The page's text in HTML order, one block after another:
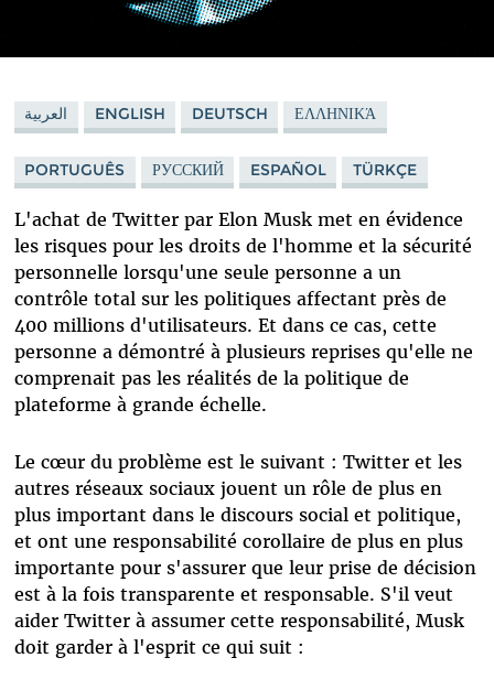
العربية ENGLISH DEUTSCH ΕΛΛΗΝΙΚΆ
PORTUGUÊS РУССКИЙ ESPAÑOL TÜRKÇE
L'achat de Twitter par Elon Musk met en évidence
les risques pour les droits de l'homme et la sécurité
personnelle lorsqu'une seule personne a un
contrôle total sur les politiques affectant près de
400 millions d'utilisateurs. Et dans ce cas, cette
personne a démontré à plusieurs reprises qu'elle ne
comprenait pas les réalités de la politique de
plateforme à grande échelle.
Le cœur du problème est le suivant : Twitter et les
autres réseaux sociaux jouent un rôle de plus en
plus important dans le discours social et politique,
et ont une responsabilité corollaire de plus en plus
importante pour s'assurer que leur prise de décision
est à la fois transparente et responsable. S'il veut
aider Twitter à assumer cette responsabilité, Musk
doit garder à l'esprit ce qui suit :